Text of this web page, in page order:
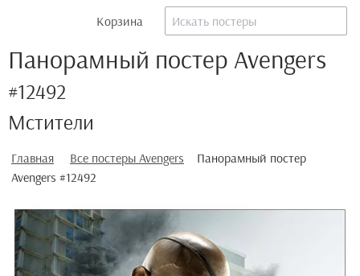
Корзина
Панорамный постер Avengers
#12492
Мстители
Главная Все постеры Avengers
Панорамный постер
Avengers #12492